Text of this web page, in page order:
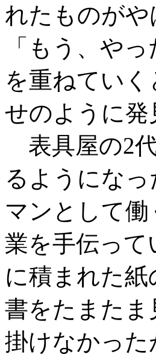
れたものが
「もう、や
を重ねてい
せのように
表具屋の2
るようにな
マンとして
業を手伝って
に積まれた
書をたまた
掛けなかった